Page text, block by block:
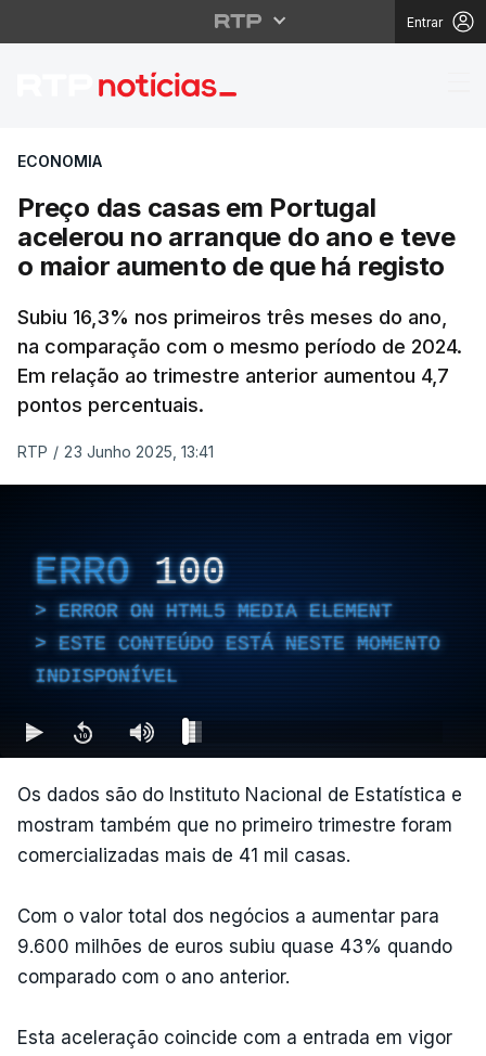
Entrar
Preço das casas em
ECONOMIA
Preço das casas em Portugal
acelerou no arranque do ano e teve
o maior aumento de que há registo
Subiu 16,3% nos primeiros três meses do ano,
na comparação com o mesmo período de 2024.
Em relação ao trimestre anterior aumentou 4,7
pontos percentuais.
RTP / 23 Junho 2025, 13:41
ERRO 100
ERROR ON HTML5 MEDIA ELEMENT
ESTE CONTEÚDO ESTÁ NESTE MOMENTO
INDISPONÍVEL
Os dados são do Instituto Nacional de Estatística e
mostram também que no primeiro trimestre foram
comercializadas mais de 41 mil casas.
Com o valor total dos negócios a aumentar para
9.600 milhões de euros subiu quase 43% quando
comparado com o ano anterior.
Esta aceleração coincide com a entrada em vigor